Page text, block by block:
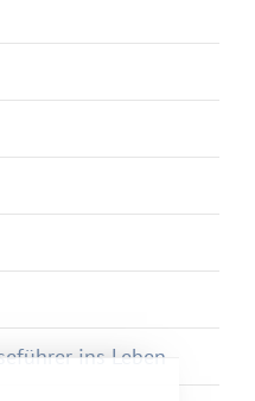
ins Leben